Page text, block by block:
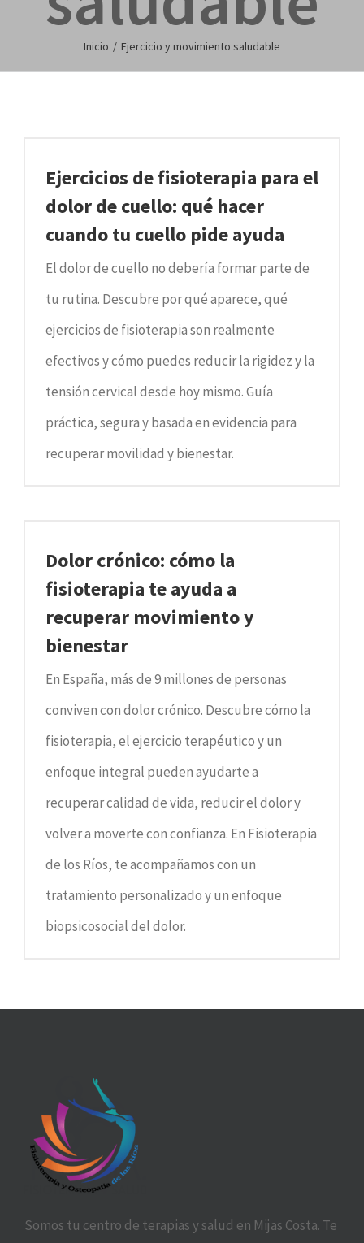
Inicio / Ejercicio y movimiento saludable
Ejercicios de fisioterapia para el
dolor de cuello: qué hacer
cuando tu cuello pide ayuda
El dolor de cuello no debería formar parte de
tu rutina. Descubre por qué aparece, qué
ejercicios de fisioterapia son realmente
efectivos y cómo puedes reducir la rigidez y la
tensión cervical desde hoy mismo. Guía
práctica, segura y basada en evidencia para
recuperar movilidad y bienestar.
Dolor crónico: cómo la
fisioterapia te ayuda a
recuperar movimiento y
bienestar
En España, más de 9 millones de personas
conviven con dolor crónico. Descubre cómo la
fisioterapia, el ejercicio terapéutico y un
enfoque integral pueden ayudarte a
recuperar calidad de vida, reducir el dolor y
volver a moverte con confianza. En Fisioterapia
de los Ríos, te acompañamos con un
tratamiento personalizado y un enfoque
biopsicosocial del dolor.
Somos tu centro de terapias y salud en Mijas Costa. Te